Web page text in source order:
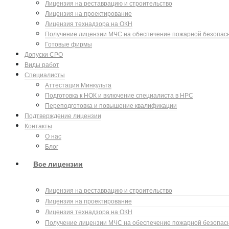
Лицензия на реставрацию и строительство
Лицензия на проектирование
Лицензия технадзора на ОКН
Получение лицензии МЧС на обеспечение пожарной
Готовые фирмы
Допуски СРО
Виды работ
Специалисты
Аттестация Минкульта
Подготовка к НОК и включение специалиста в НРС
Переподготовка и повышение квалификации
Подтверждение лицензии
Контакты
О нас
Блог
Все лицензии
Лицензия на реставрацию и строительство
Лицензия на проектирование
Лицензия технадзора на ОКН
Получение лицензии МЧС на обеспечение пожарной